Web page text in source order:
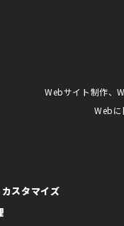
Webサイト制作、
Web
スタマイズ